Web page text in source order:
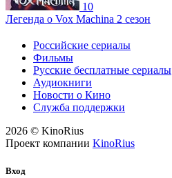
10
Легенда о Vox Machina 2 сезон
Российские сериалы
Фильмы
Русские бесплатные сериалы
Аудиокниги
Новости о Кино
Служба поддержки
2026 © KinoRius
Проект компании KinoRius
Вход